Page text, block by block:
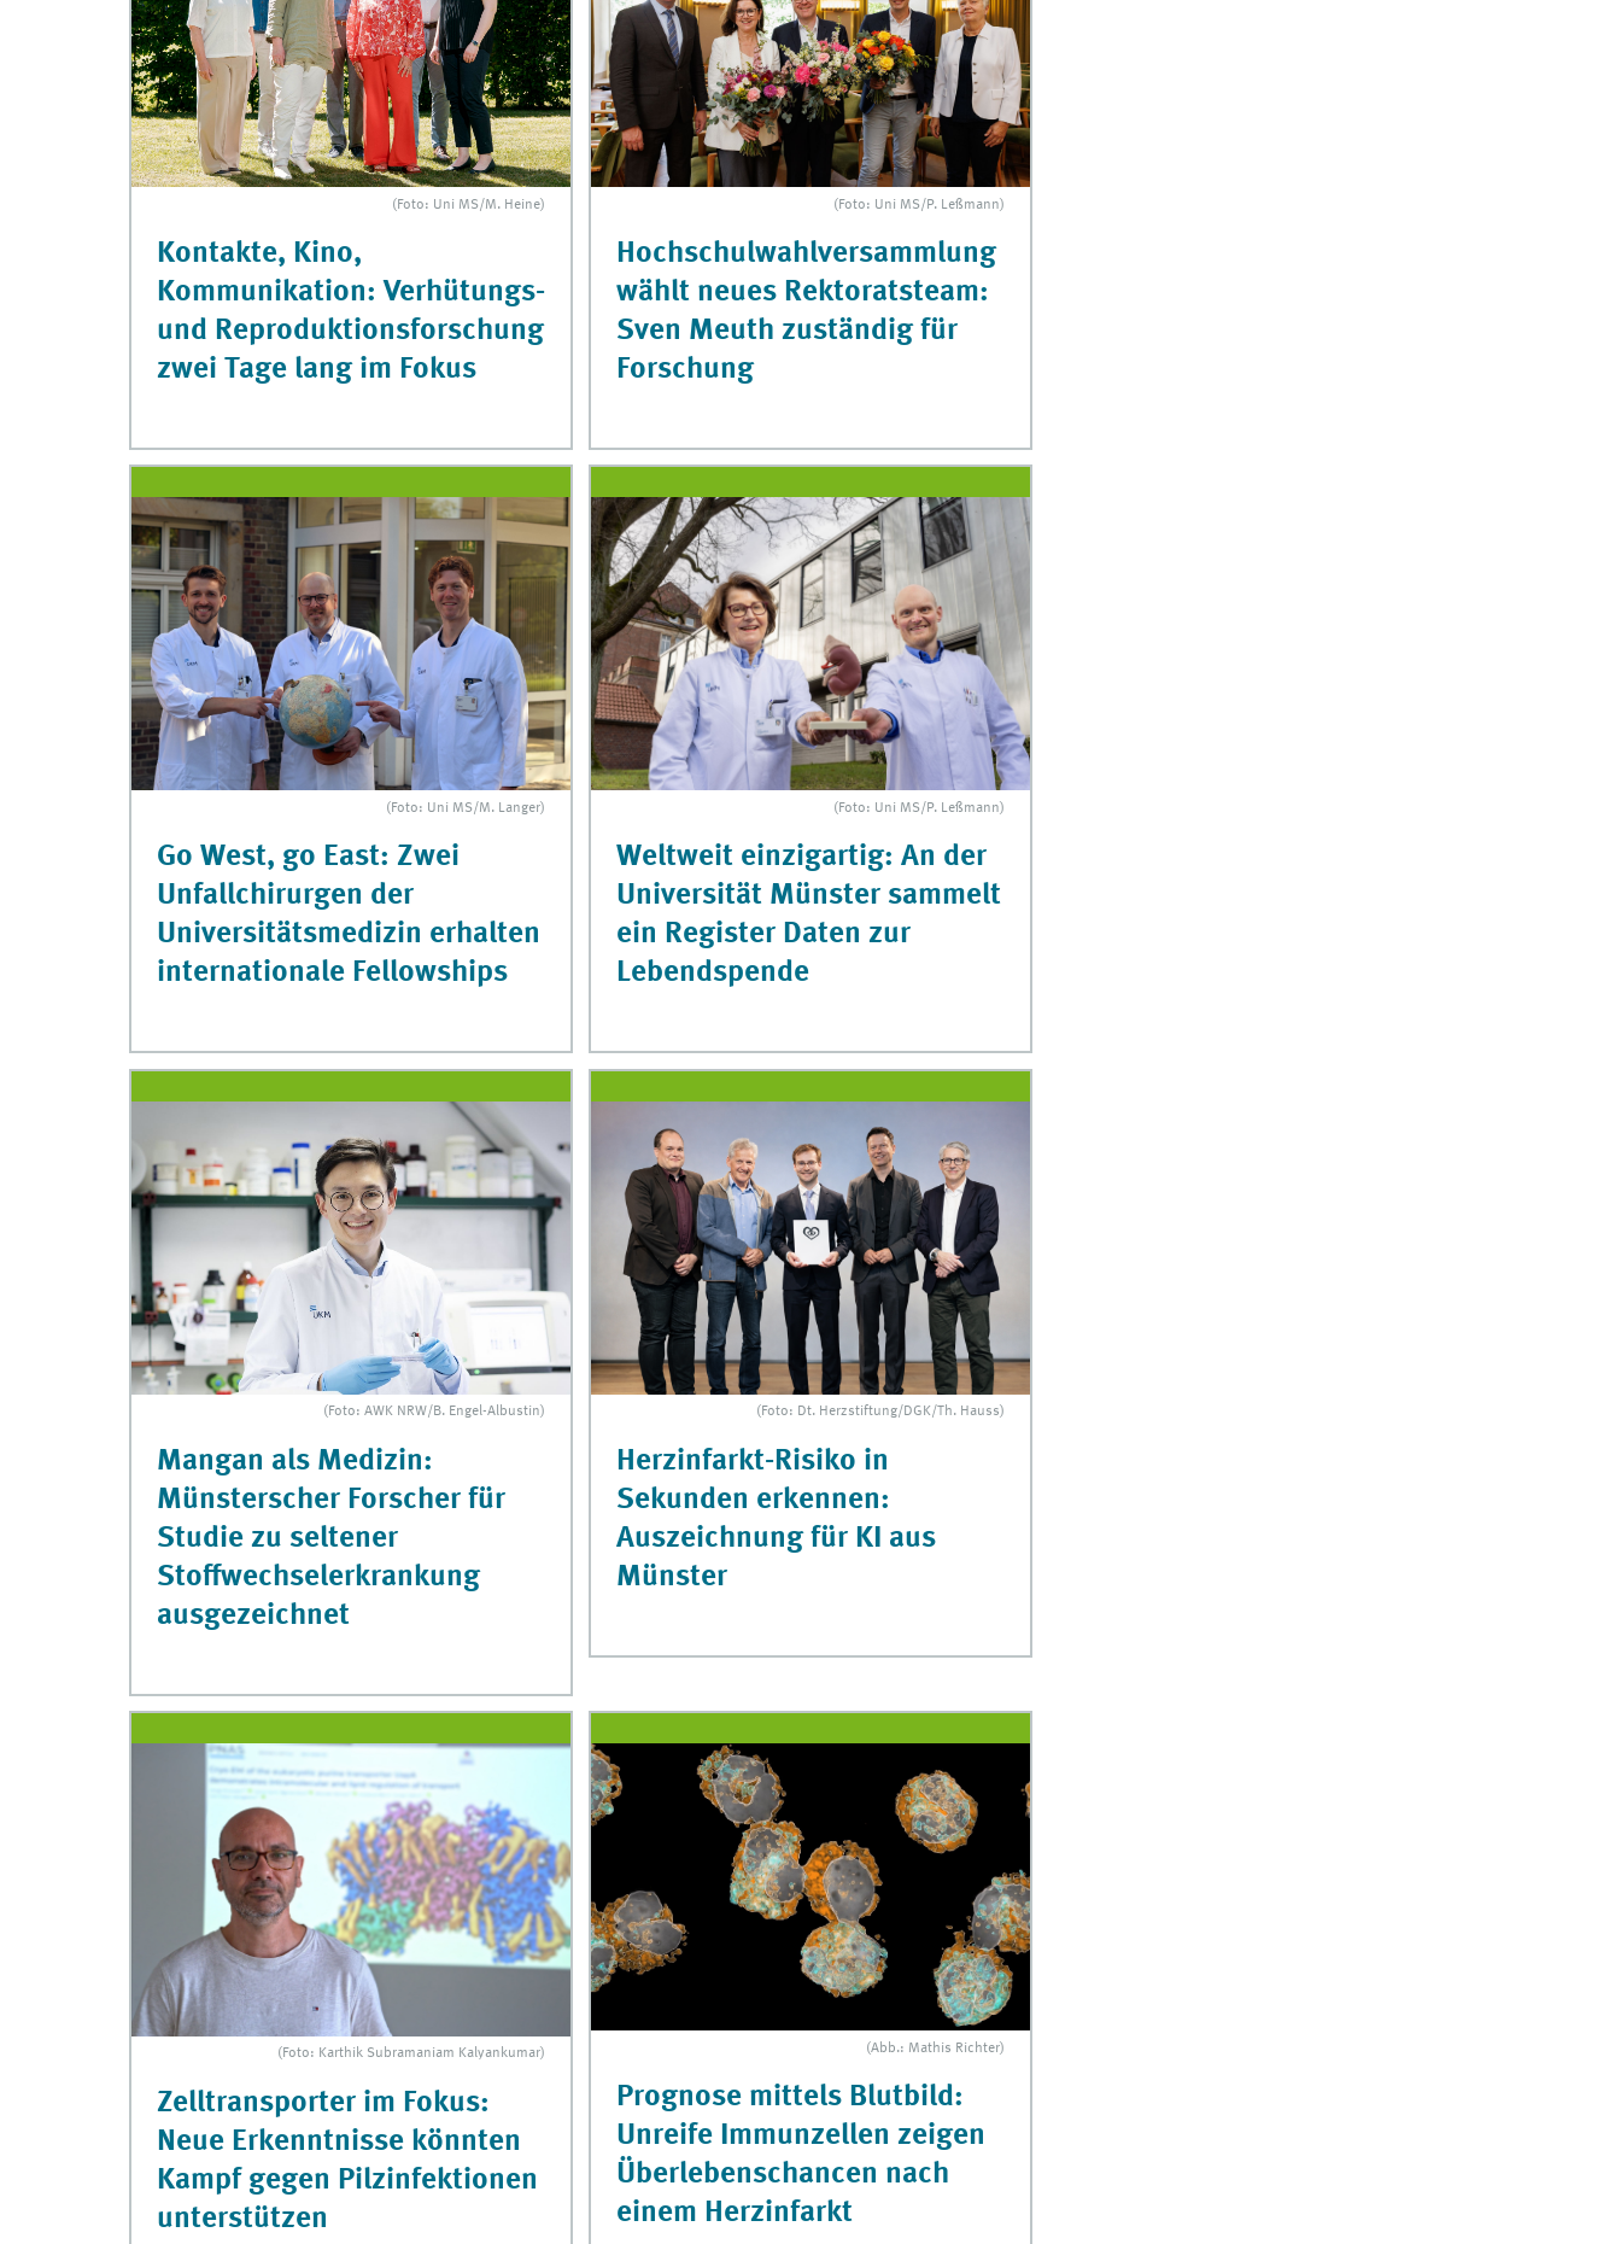
(Foto: Uni MS/M. Heine)
Kontakte, Kino,
Kommunikation: Verhütungs-
und Reproduktionsforschung
zwei Tage lang im Fokus
(Foto: Uni MS/P. Leßmann)
Hochschulwahlversammlung
wählt neues Rektoratsteam:
Sven Meuth zuständig für
Forschung
(Foto: Uni MS/M. Langer)
Go West, go East: Zwei
Unfallchirurgen der
Universitätsmedizin erhalten
internationale Fellowships
(Foto: Uni MS/P. Leßmann)
Weltweit einzigartig: An der
Universität Münster sammelt
ein Register Daten zur
Lebendspende
(Foto: AWK NRW/B. Engel-Albustin)
Mangan als Medizin:
Münsterscher Forscher für
Studie zu seltener
Stoffwechselerkrankung
ausgezeichnet
(Foto: Dt. Herzstiftung/DGK/Th. Hauss)
Herzinfarkt-Risiko in
Sekunden erkennen:
Auszeichnung für KI aus
Münster
(Foto: Karthik Subramaniam Kalyankumar)
Zelltransporter im Fokus:
Neue Erkenntnisse könnten
Kampf gegen Pilzinfektionen
unterstützen
(Abb.: Mathis Richter)
Prognose mittels Blutbild:
Unreife Immunzellen zeigen
Überlebenschancen nach
einem Herzinfarkt